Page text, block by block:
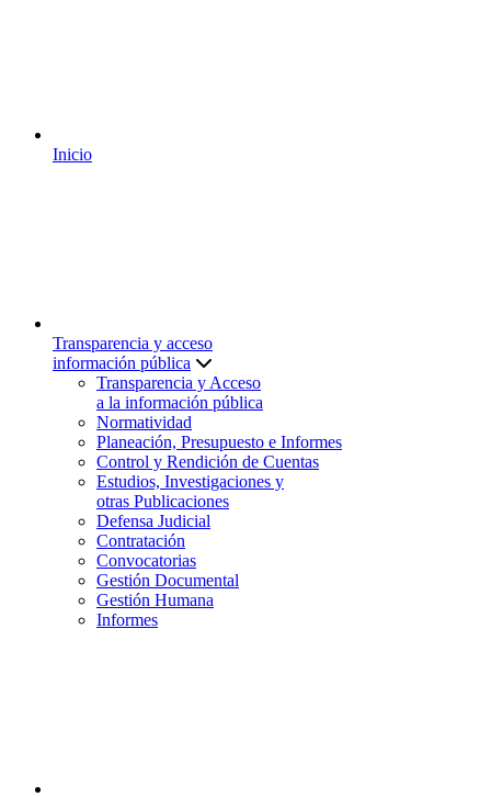
Inicio
Transparencia y acceso
información pública
Transparencia y Acceso
a la información pública
Normatividad
Planeación, Presupuesto e Informes
Control y Rendición de Cuentas
Estudios, Investigaciones y
otras Publicaciones
Defensa Judicial
Contratación
Convocatorias
Gestión Documental
Gestión Humana
Informes